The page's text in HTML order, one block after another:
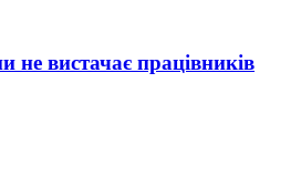
не вистачає працівників